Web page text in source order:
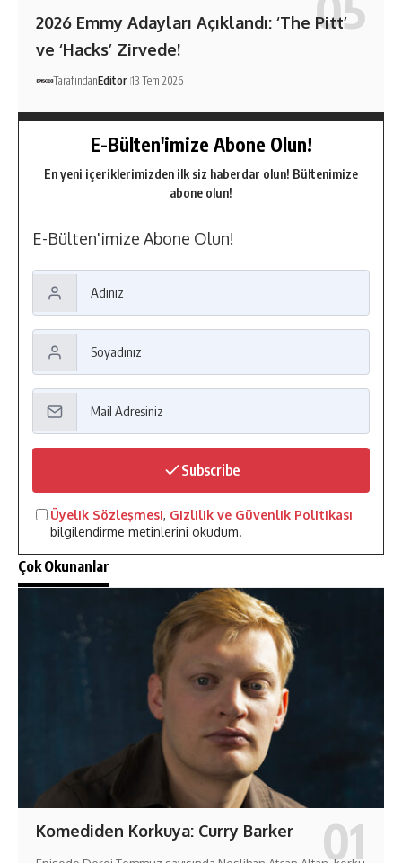
2026 Emmy Adayları Açıklandı: ‘The Pitt’
ve ‘Hacks’ Zirvede!
TarafındanEditör 13 Tem 2026
E-Bülten'imize Abone Olun!
En yeni içeriklerimizden ilk siz haberdar olun! Bültenimize
abone olun!
E-Bülten'imize Abone Olun!
Subscribe
Üyelik Sözleşmesi, Gizlilik ve Güvenlik Politikası
bilgilendirme metinlerini okudum.
Çok Okunanlar
Komediden Korkuya: Curry Barker